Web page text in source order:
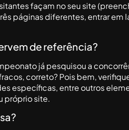
façam no seu site
páginas diferentes, entrar em
de referência?
já pesquisou a
correto? Pois bem,
específicas, entre outros
próprio site.